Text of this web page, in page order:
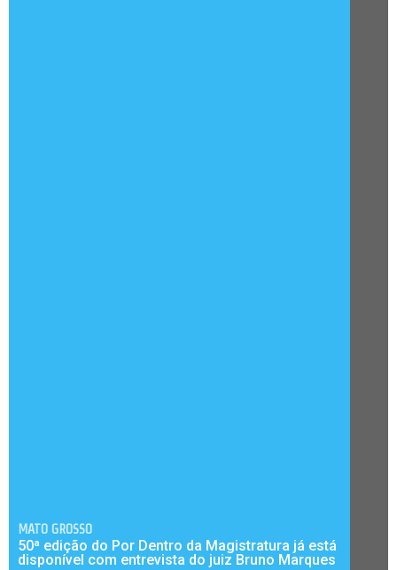
MATO GROSSO
50ª edição do Por Dentro da Magistratura já está
disponível com entrevista do juiz Bruno Marques